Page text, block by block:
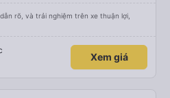
rõ, và trải nghiệm trên xe thuận lợi,
Xem giá